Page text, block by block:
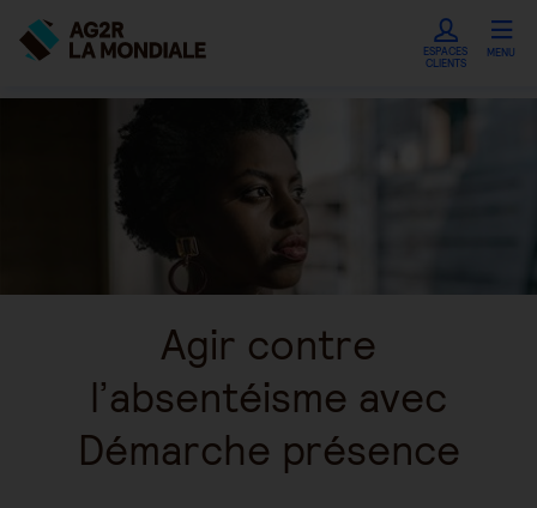
ESPACES
CLIENTS
MENU
Agir contre
l’absentéisme avec
Démarche présence